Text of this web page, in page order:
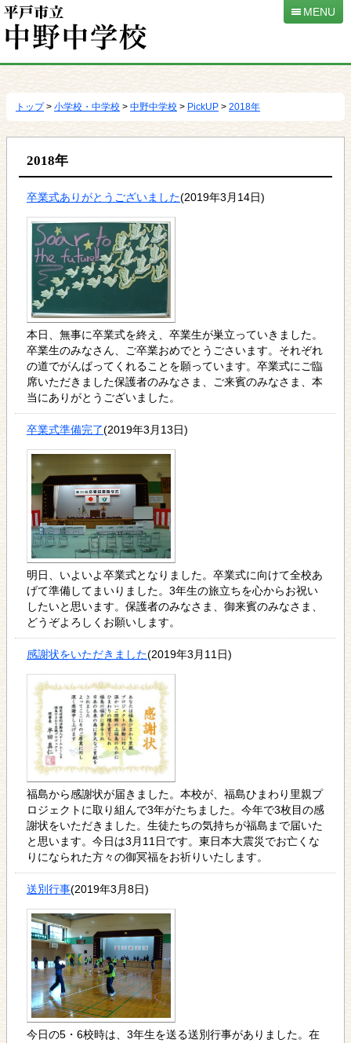
移
MENU
トップ> 小学校・中学校 > 中野中学校 > PickUP > 2018年
2018年
卒業式ありがとうございました(2019年3月14日)
本日、無事に卒業式を終え、卒業生が巣立っていきました。
卒業生のみなさん、ご卒業おめでとうごさいます。それぞれ
の道でがんばってくれることを願っています。卒業式にご臨
席いただきました保護者のみなさま、ご来賓のみなさま、本
当にありがとうございました。
卒業式準備完了(2019年3月13日)
明日、いよいよ卒業式となりました。卒業式に向けて全校あ
げて準備してまいりました。3年生の旅立ちを心からお祝い
したいと思います。保護者のみなさま、御来賓のみなさま、
どうぞよろしくお願いします。
感謝状をいただきました(2019年3月11日)
福島から感謝状が届きました。本校が、福島ひまわり里親プ
ロジェクトに取り組んで3年がたちました。今年で3枚目の感
謝状をいただきました。生徒たちの気持ちが福島まで届いた
と思います。今日は3月11日です。東日本大震災でお亡くな
りになられた方々の御冥福をお祈りいたします。
送別行事(2019年3月8日)
今日の5・6校時は、3年生を送る送別行事がありました。在